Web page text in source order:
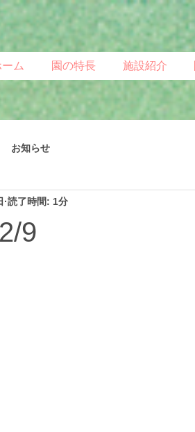
ーム 園の特長 施設紹介
お知らせ
9
読了時間: 1分